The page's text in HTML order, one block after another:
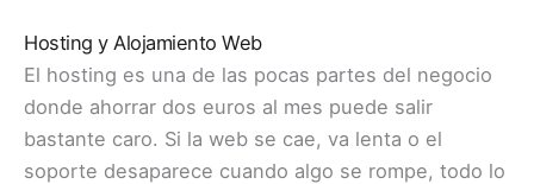
Hosting y Alojamiento Web
El hosting es una de las pocas partes del negocio
donde ahorrar dos euros al mes puede salir
bastante caro. Si la web se cae, va lenta o el
soporte desaparece cuando algo se rompe, todo lo